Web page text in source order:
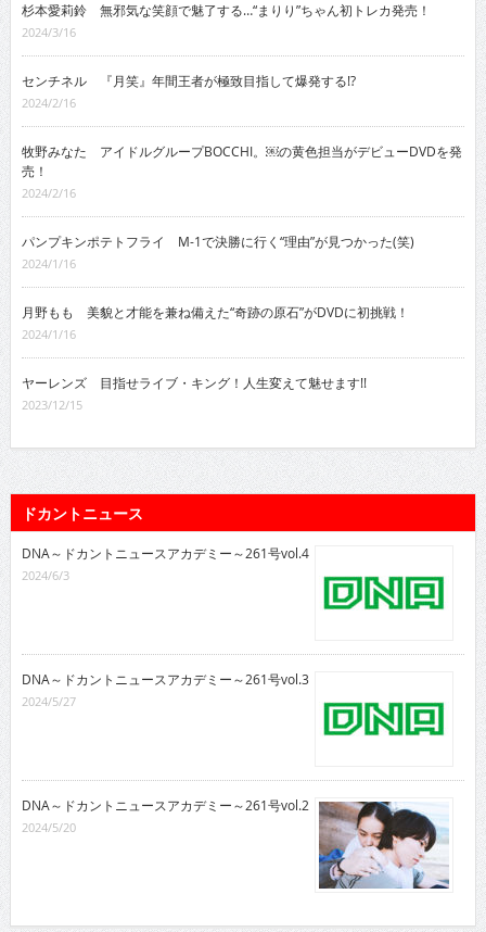
杉本愛莉鈴 無邪気な笑顔で魅了する…“まりり”ちゃん初トレカ発売！
2024/3/16
センチネル 『月笑』年間王者が極致目指して爆発する!?
2024/2/16
牧野みなた アイドルグループBOCCHI。￼の黄色担当がデビューDVDを発
売！
2024/2/16
パンプキンポテトフライ M-1で決勝に行く“理由”が見つかった(笑)
2024/1/16
月野もも 美貌と才能を兼ね備えた“奇跡の原石”がDVDに初挑戦！
2024/1/16
ヤーレンズ 目指せライブ・キング！人生変えて魅せます!!
2023/12/15
ドカントニュース
DNA～ドカントニュースアカデミー～261号vol.4
2024/6/3
DNA～ドカントニュースアカデミー～261号vol.3
2024/5/27
DNA～ドカントニュースアカデミー～261号vol.2
2024/5/20